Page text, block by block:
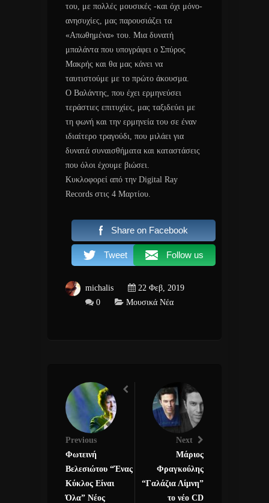
του, με πολλές μουσικές -και όχι μόνο-
ανησυχίες, μας παρουσιάζει τα
«Απωθημένα» του. Μια δυνατή
μπαλάντα που υπογράφει ο Σπύρος
Μακρής και θα μας κάνει να
ταυτιστούμε με το πρώτο άκουσμα.
Ο Βαλάντης, που έχει ερμηνεύσει
τεράστιες επιτυχίες, μας ταξιδεύει με
τη φωνή και την ερμηνεία του σε έναν
ιδιαίτερο τραγούδι, που μιλάει για
δυνατά συναισθήματα και καταστάσεις
που όλοι έχουμε βιώσει.
Κυκλοφορεί από την Digital Ray
Records στις 4 Μαρτίου.
Share on Facebook
Tweet Follow us
michalis
22 Φεβ, 2019
0
Μουσικά Νέα
Previous
Φωτεινή
Βελεσιώτου “Ένας
Κύκλος Είναι
Όλα” Νέος
Next
Μάριος
Φραγκούλης
“Γαλάζια Λίμνη”
το νέο CD